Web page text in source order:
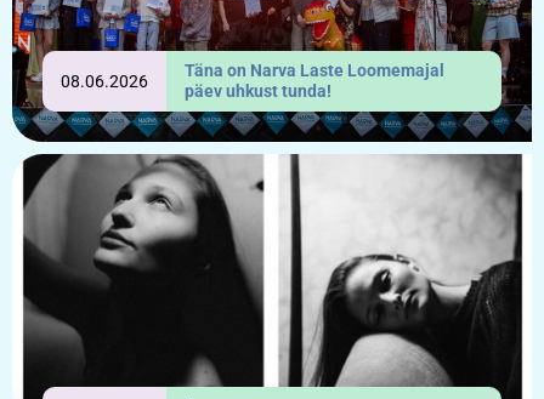
08.06.2026
Täna on Narva Laste Loomemajal
päev uhkust tunda!